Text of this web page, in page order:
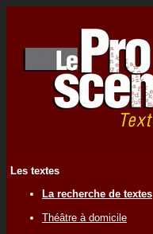
Les textes
La recherche de textes
Théâtre à domicile